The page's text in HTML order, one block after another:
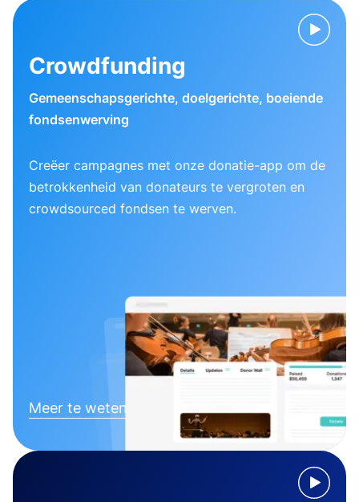
Crowdfunding
Gemeenschapsgerichte, doelgerichte, boeiende
fondsenwerving
Creëer campagnes met onze donatie-app om de
betrokkenheid van donateurs te vergroten en
crowdsourced fondsen te werven.
Meer te weten komen